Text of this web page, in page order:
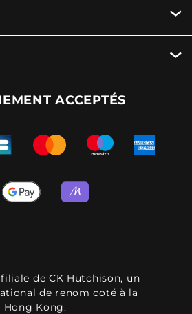
ACCEPTÉS
de CK Hutchison, un
de renom coté à la
Hong Kong.